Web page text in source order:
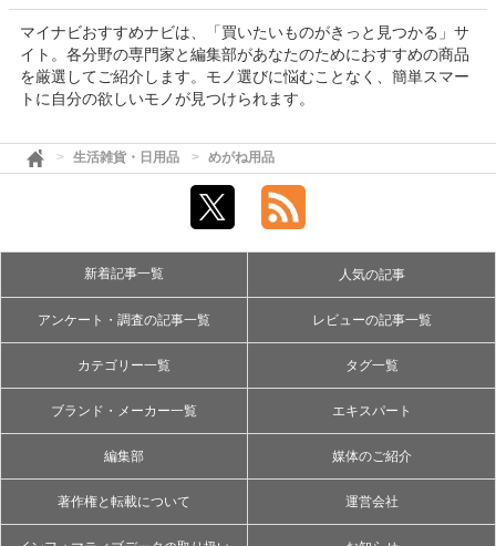
マイナビおすすめナビは、「買いたいものがきっと見つかる」サ
イト。各分野の専門家と編集部があなたのためにおすすめの商品
を厳選してご紹介します。モノ選びに悩むことなく、簡単スマー
トに自分の欲しいモノが見つけられます。
生活雑貨・日用品 めがね用品
新着記事一覧 人気の記事
アンケート・調査の記事一覧 レビューの記事一覧
カテゴリー一覧 タグ一覧
ブランド・メーカー一覧 エキスパート
編集部 媒体のご紹介
著作権と転載について 運営会社